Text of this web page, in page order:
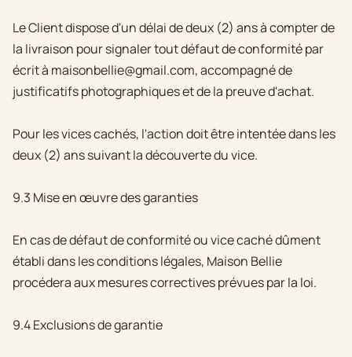
Le Client dispose d'un délai de deux (2) ans à compter de
la livraison pour signaler tout défaut de conformité par
écrit à maisonbellie@gmail.com, accompagné de
justificatifs photographiques et de la preuve d'achat.
Pour les vices cachés, l'action doit être intentée dans les
deux (2) ans suivant la découverte du vice.
9.3 Mise en œuvre des garanties
En cas de défaut de conformité ou vice caché dûment
établi dans les conditions légales, Maison Bellie
procédera aux mesures correctives prévues par la loi.
9.4 Exclusions de garantie